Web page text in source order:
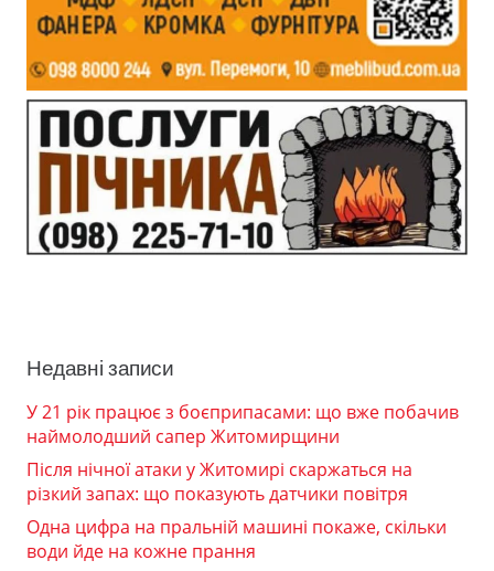
Недавні записи
У 21 рік працює з боєприпасами: що вже побачив
наймолодший сапер Житомирщини
Після нічної атаки у Житомирі скаржаться на
різкий запах: що показують датчики повітря
Одна цифра на пральній машині покаже, скільки
води йде на кожне прання